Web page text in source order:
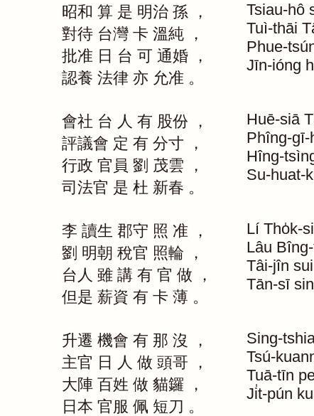
昭和 算 是 明治 孫
，
對待 台灣 卡 溫純
，
批准 日 台 可 通婚
，
認養 法律 亦 允准 。
Tsiau-hô
Tuì-thāi
Phue-
Jīn-ióng
會社 台 人 有 股份
，
評議會 定 有 分寸
，
行政 官員 劉 茂雲
，
司法官 是 杜 新春 。
Huē-siā
Phîng-gī-
Hîng-
Su-huat-
李 讀生 郡守 照 准
，
劉 明朝 稅官 照輪
，
台人 雖 講 有 官 做
，
但是 薪資 有 卡 薄 。
Lí Tho̍k-
Lâu
Tâi-jîn sui
Tān-sī
升遷 機會 有 那 沒
，
主官 日 人 做 頭哥
，
大陣 百姓 做 貓鑼
，
日本 官服 佩 短刀 。
Sing-
Tsú-
Tuā-tīn
Ji̍t-pún